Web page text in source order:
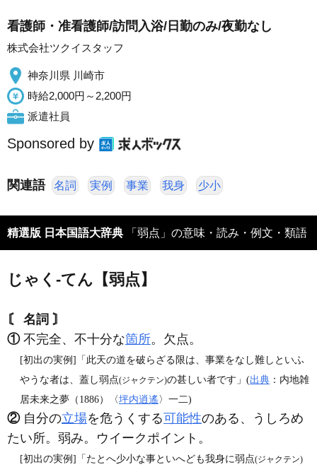
看護師・准看護師/訪問入浴/日勤のみ/夜勤なし
株式会社ツクイスタッフ
神奈川県 川崎市
時給2,000円～2,200円
派遣社員
Sponsored by
関連語 名詞 実例 事業 我身 少小
精選版 日本国語大辞典 「弱点」の意味・読み・例文・類語
じゃく‐てん【弱点】
〘 名詞 〙
①不完全、不十分な箇所。欠点。
[初出の実例]「此天の道を破らざる限は、事業をなし難しといふ
やうな者は、蓋し弱点(ジャクテン)の甚しい者です」(出典 ：内地雑
居未来之夢（1886）〈坪内逍遙〉一二)
②自分の立場を危うくする可能性のある、うしろめ
たい所。弱み。ウイークポイント。
[初出の実例]「たとへ少小な事といへども我身に弱点(ジャクテン)